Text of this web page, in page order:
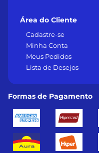
Área do Cliente
Cadastre-se
Minha Conta
Meus Pedidos
Lista de Desejos
Formas de Pagamento